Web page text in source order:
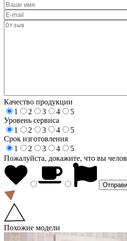
Качество продукции
1
2 3 4
5
Уровень сервиса
1
2 3 4
5
Срок изготовления
1
2 3 4
5
Пожалуйста, докажите, что вы
Похожие модели